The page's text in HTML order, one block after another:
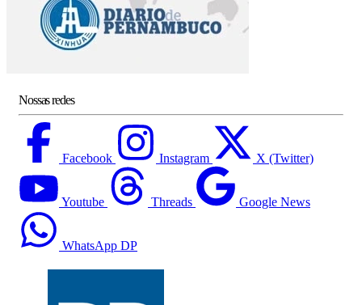
Nossas redes
Facebook Instagram X (Twitter)
Youtube Threads Google News
WhatsApp DP